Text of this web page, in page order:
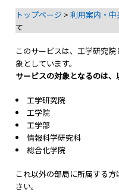
トップページ > 利用案内・
て
このサービスは、工学研究
象としています。
サービスの対象となるのは、
工学研究院
工学院
工学部
情報科学研究科
総合化学院
これ以外の部局に所属する
さい。